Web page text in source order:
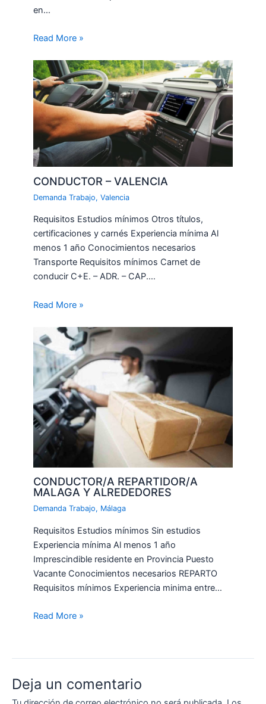
en…
Read More »
CONDUCTOR – VALENCIA
Demanda Trabajo,Valencia
Requisitos Estudios mínimos Otros títulos,
certificaciones y carnés Experiencia mínima Al
menos 1 año Conocimientos necesarios
Transporte Requisitos mínimos Carnet de
conducir C+E. – ADR. – CAP.…
Read More »
CONDUCTOR/A REPARTIDOR/A
MALAGA Y ALREDEDORES
Demanda Trabajo, Málaga
Requisitos Estudios mínimos Sin estudios
Experiencia mínima Al menos 1 año
Imprescindible residente en Provincia Puesto
Vacante Conocimientos necesarios REPARTO
Requisitos mínimos Experiencia minima entre…
Read More »
Deja un comentario